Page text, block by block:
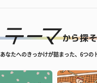
あなたへのきっかけが詰まった、6つの